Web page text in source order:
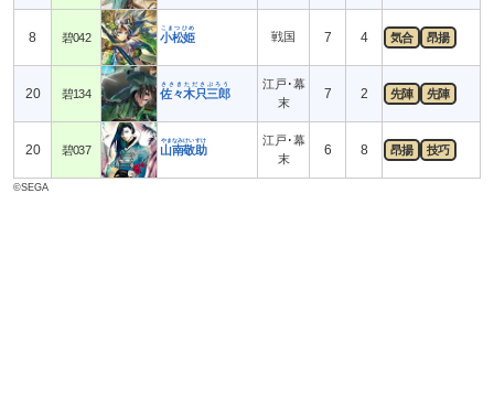
8 碧042 小松姫
こまつひめ
戦国 7 4 気合 昂揚
20 碧134 佐々木只三郎
ささきたださぶろう
江戸･幕
末
7 2 先陣 先陣
20 碧037 山南敬助
やまなみけいすけ
江戸･幕
末
6 8 昂揚 技巧
©SEGA